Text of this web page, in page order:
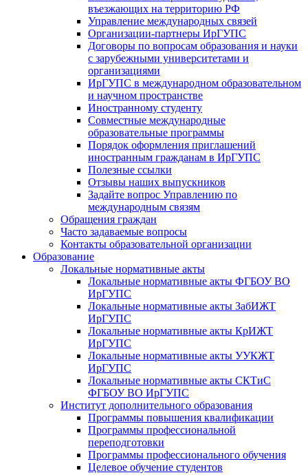
въезжающих на территорию РФ
Управление международных связей
Организации-партнеры ИрГУПС
Договоры по вопросам образования и науки
с зарубежными университетами и
организациями
ИрГУПС в международном образовательном
и научном пространстве
Иностранному студенту
Совместные международные
образовательные программы
Порядок оформления приглашений
иностранным гражданам в ИрГУПС
Полезные ссылки
Отзывы наших выпускников
Задайте вопрос Управлению по
международным связям
Обращения граждан
Часто задаваемые вопросы
Контакты образовательной организации
Образование
Локальные нормативные акты
Локальные нормативные акты ФГБОУ ВО
ИрГУПС
Локальные нормативные акты ЗабИЖТ
ИрГУПС
Локальные нормативные акты КрИЖТ
ИрГУПС
Локальные нормативные акты УУКЖТ
ИрГУПС
Локальные нормативные акты СКТиС
ФГБОУ ВО ИрГУПС
Институт дополнительного образования
Программы повышения квалификации
Программы профессиональной
переподготовки
Программы профессионального обучения
Целевое обучение студентов